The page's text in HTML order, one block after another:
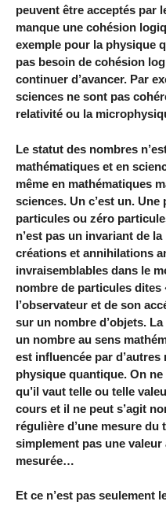
peuvent être acceptés par
manque une cohésion
exemple pour la physique
pas besoin de cohésion
continuer d’avancer. Par
sciences ne sont pas
relativité ou la
Le statut des nombres
mathématiques et en
même en mathématiques
sciences. Un c’est un.
particules ou zéro
n’est pas un invariant de
créations et annihilations
invraisemblables dans le
nombre de particules dites
l’observateur et de son
sur un nombre d’objets.
un nombre au sens
est influencée par
physique quantique. On
qu’il vaut telle ou telle
cours et il ne peut s’agit
régulière d’une mesure du
simplement pas une
mesurée…
Et ce n’est pas seulement